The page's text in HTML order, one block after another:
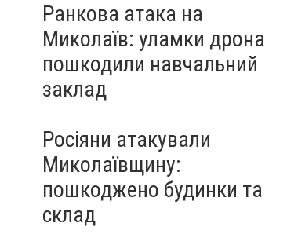
Ранкова атака на
Миколаїв: уламки дрона
пошкодили навчальний
заклад
Росіяни атакували
Миколаївщину:
пошкоджено будинки та
склад